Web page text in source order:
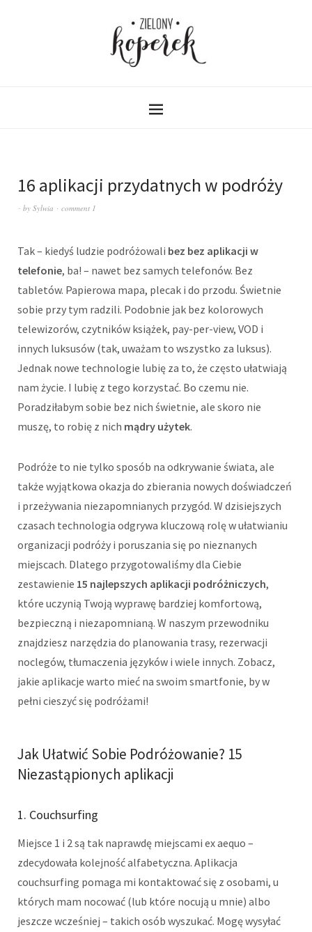
16 aplikacji przydatnych w podróży
by Sylwia comment 1
Tak – kiedyś ludzie podróżowali bez bez aplikacji w
telefonie, ba! – nawet bez samych telefonów. Bez
tabletów. Papierowa mapa, plecak i do przodu. Świetnie
sobie przy tym radzili. Podobnie jak bez kolorowych
telewizorów, czytników książek, pay-per-view, VOD i
innych luksusów (tak, uważam to wszystko za luksus).
Jednak nowe technologie lubię za to, że często ułatwiają
nam życie. I lubię z tego korzystać. Bo czemu nie.
Poradziłabym sobie bez nich świetnie, ale skoro nie
muszę, to robię z nich mądry użytek.
Podróże to nie tylko sposób na odkrywanie świata, ale
także wyjątkowa okazja do zbierania nowych doświadczeń
i przeżywania niezapomnianych przygód. W dzisiejszych
czasach technologia odgrywa kluczową rolę w ułatwianiu
organizacji podróży i poruszania się po nieznanych
miejscach. Dlatego przygotowaliśmy dla Ciebie
zestawienie 15 najlepszych aplikacji podróżniczych,
które uczynią Twoją wyprawę bardziej komfortową,
bezpieczną i niezapomnianą. W naszym przewodniku
znajdziesz narzędzia do planowania trasy, rezerwacji
noclegów, tłumaczenia języków i wiele innych. Zobacz,
jakie aplikacje warto mieć na swoim smartfonie, by w
pełni cieszyć się podróżami!
Jak Ułatwić Sobie Podróżowanie? 15
Niezastąpionych aplikacji
1. Couchsurfing
Miejsce 1 i 2 są tak naprawdę miejscami ex aequo –
zdecydowała kolejność alfabetyczna. Aplikacja
couchsurfing pomaga mi kontaktować się z osobami, u
których mam nocować (lub które nocują u mnie) albo
jeszcze wcześniej – takich osób wyszukać. Mogę wysyłać